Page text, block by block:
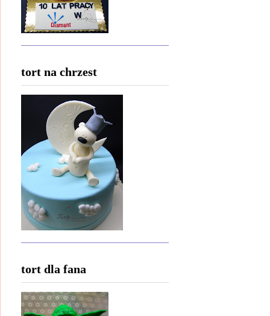
tort na chrzest
tort dla fana